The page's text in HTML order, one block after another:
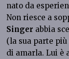
nato da
Non riesce a
Singer abbia
(la sua parte
di amarla. Lui è